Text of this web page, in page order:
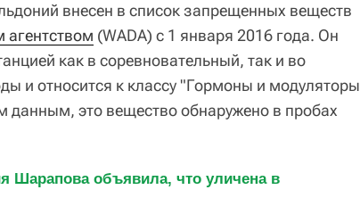
внесен в список запрещенных веществ
(WADA) с 1 января 2016 года. Он
как в соревновательный, так и во
и относится к классу "Гормоны и модуляторы
это вещество обнаружено в пробах
Шарапова объявила, что уличена в